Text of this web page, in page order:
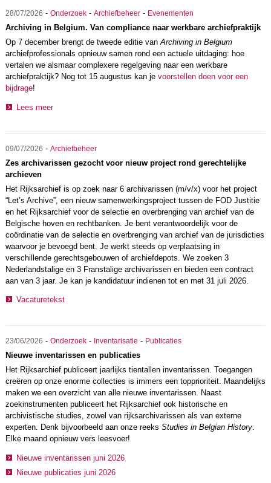
28/07/2026 - Onderzoek- Archiefbeheer- Evenementen
Archiving in Belgium. Van compliance naar werkbare archiefpraktijk
Op 7 december brengt de tweede editie vanArchiving in Belgium
archiefprofessionals opnieuw samen rond een actuele uitdaging: hoe
vertalen we alsmaar complexere regelgeving naar een werkbare
archiefpraktijk? Nog tot 15 augustus kan je voorstellen doen voor een
bijdrage!
Lees meer
09/07/2026 - Archiefbeheer
Zes archivarissen gezocht voor nieuw project rond gerechtelijke
archieven
Het Rijksarchief is op zoek naar 6 archivarissen (m/v/x) voor het project
“Let’s Archive”, een nieuw samenwerkingsproject tussen de FOD Justitie
en het Rijksarchief voor de selectie en overbrenging van archief van de
Belgische hoven en rechtbanken. Je bent verantwoordelijk voor de
coördinatie van de selectie en overbrenging van archief van de jurisdicties
waarvoor je bevoegd bent. Je werkt steeds op verplaatsing in
verschillende gerechtsgebouwen of archiefdepots. We zoeken 3
Nederlandstalige en 3 Franstalige archivarissen en bieden een contract
aan van 3 jaar. Je kan je kandidatuur indienen tot en met 31 juli 2026.
Vacaturetekst
23/06/2026 - Onderzoek- Inventarisatie - Publicaties
Nieuwe inventarissen en publicaties
Het Rijksarchief publiceert jaarlijks tientallen inventarissen. Toegangen
creëren op onze enorme collecties is immers een topprioriteit. Maandelijks
maken we een overzicht van alle nieuwe inventarissen. Naast
zoekinstrumenten publiceert het Rijksarchief ook historische en
archivistische studies, zowel van rijksarchivarissen als van externe
experten. Denk bijvoorbeeld aan onze reeks Studies in Belgian History.
Elke maand opnieuw vers leesvoer!
Nieuwe inventarissen juni 2026
Nieuwe publicaties juni 2026